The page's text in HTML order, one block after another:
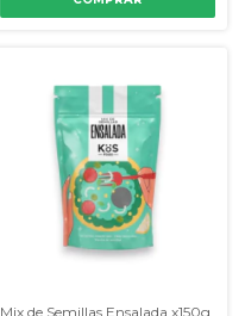
Mix de Semillas Ensalada x150g